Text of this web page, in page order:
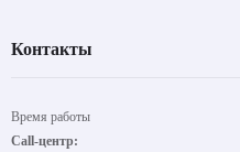
Контакты
Время работы
Call-центр: